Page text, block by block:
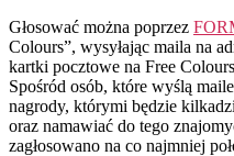
Głosować można poprzez
Colours”, wysyłając maila na
kartki pocztowe na Free
Spośród osób, które wyślą
nagrody, którymi będzie
oraz namawiać do tego
zagłosowano na co najmniej